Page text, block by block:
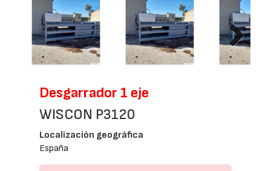
Next
Desgarrador 1 eje
WISCON P3120
Localización geográfica
España